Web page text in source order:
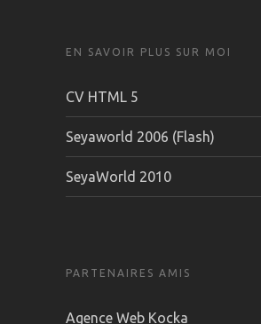
EN SAVOIR PLUS SUR MOI
CV HTML 5
Seyaworld 2006 (Flash)
SeyaWorld 2010
PARTENAIRES AMIS
Agence Web Kocka